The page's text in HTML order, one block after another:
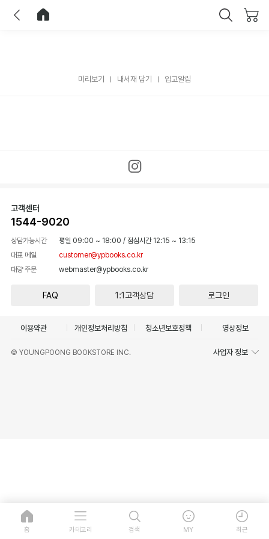
미리보기 내서재 담기 입고알림
고객센터
1544-9020
상담가능시간 평일 09:00 ~ 18:00 / 점심시간 12:15 ~ 13:15
대표 메일
customer@ypbooks.co.kr
대량 주문
webmaster@ypbooks.co.kr
FAQ 1:1고객상담 로그인
이용약관 개인정보처리방침 청소년보호정책 영상정보
© YOUNGPOONG BOOKSTORE INC. 사업자 정보
홈 카테고리 검색 MY 최근